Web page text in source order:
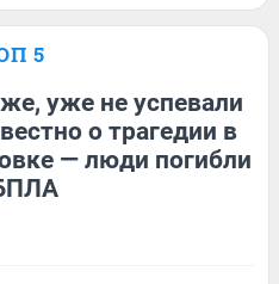
5
уже не успевали
о трагедии в
— люди погибли